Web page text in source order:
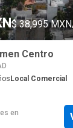
$ 38,995
Centro
Local Comercial
en